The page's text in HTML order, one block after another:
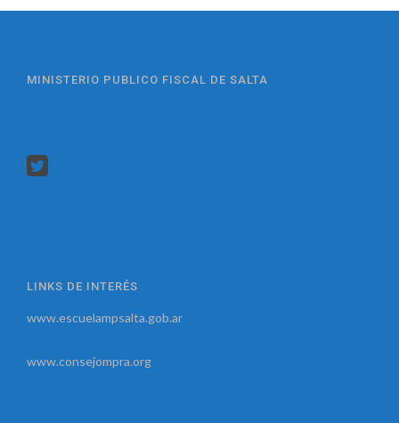
MINISTERIO PUBLICO FISCAL DE SALTA
LINKS DE INTERÉS
www.escuelampsalta.gob.ar
www.consejompra.org